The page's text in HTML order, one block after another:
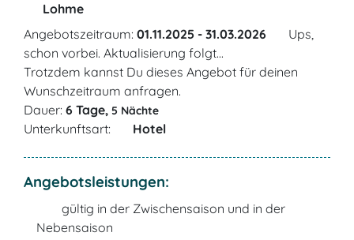
Lohme
Angebotszeitraum: 01.11.2025 - 31.03.2026
schon vorbei. Aktualisierung folgt...
Trotzdem kannst Du dieses Angebot für deinen
Wunschzeitraum anfragen.
Dauer: 6 Tage, 5 Nächte
Unterkunftsart: Hotel
Angebotsleistungen:
Nebensaison